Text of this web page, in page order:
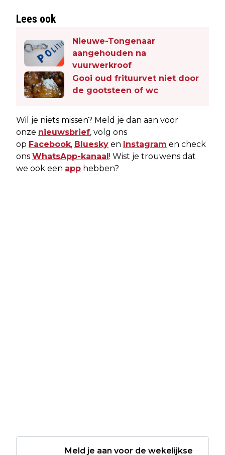
Lees ook
Nieuwe-Tongenaar
aangehouden na
vuurwerkroof
Gooi oud frituurvet niet door
de gootsteen of wc
Wil je niets missen? Meld je dan aan voor
onze nieuwsbrief, volg ons
op Facebook, Bluesky en Instagram en check
ons WhatsApp-kanaal! Wist je trouwens dat
we ook een app hebben?
Meld je aan voor de wekelijkse